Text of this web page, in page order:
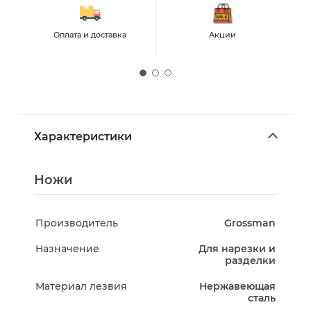
Оплата и доставка Акции
Характеристики
Ножи
Производитель Grossman
Назначение
Для нарезки и
разделки
Материал лезвия
Нержавеющая
сталь